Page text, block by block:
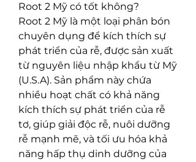
Root 2 Mỹ có tốt không?
Root 2 Mỹ là một loại phân bón
chuyên dụng để kích thích sự
phát triển của rễ, được sản xuất
từ nguyên liệu nhập khẩu từ Mỹ
(U.S.A). Sản phẩm này chứa
nhiều hoạt chất có khả năng
kích thích sự phát triển của rễ
tơ, giúp giải độc rễ, nuôi dưỡng
rễ mạnh mẽ, và tối ưu hóa khả
năng hấp thụ dinh dưỡng của